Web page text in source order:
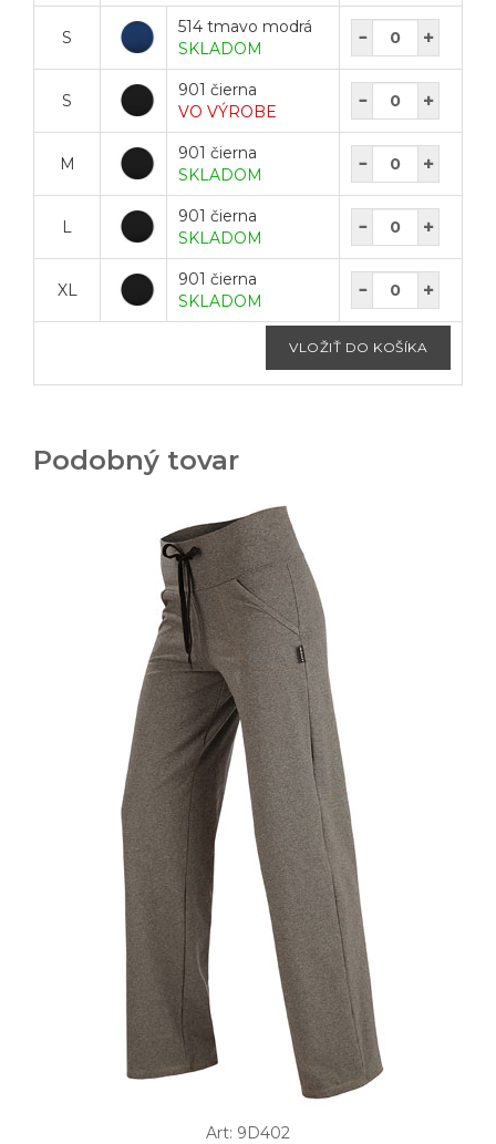
S
514 tmavo modrá
SKLADOM
S
901 čierna
VO VÝROBE
M
901 čierna
SKLADOM
L
901 čierna
SKLADOM
XL
901 čierna
SKLADOM
Podobný tovar
Art: 9D402